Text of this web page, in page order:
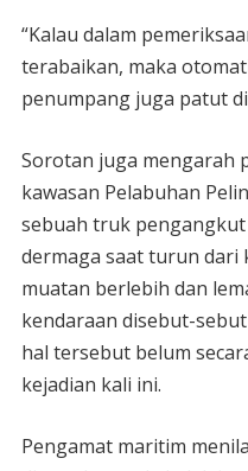
“Kalau dalam
terabaikan, maka
penumpang juga patut
Sorotan juga mengarah
kawasan Pelabuhan
sebuah truk
dermaga saat turun dari
muatan berlebih dan
kendaraan disebut-
hal tersebut belum
kejadian kali ini.
Pengamat maritim